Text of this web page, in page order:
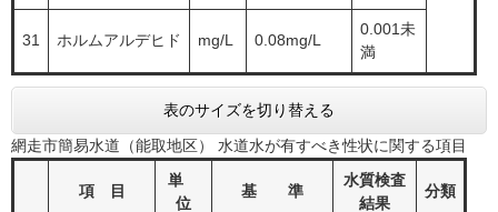
31 ホルムアルデヒド mg/L 0.08mg/L
0.001未
満
表のサイズを切り替える
網走市簡易水道（能取地区） 水道水が有すべき性状に関する項目
項 目
単
位
基 準
水質検査
結果
分類